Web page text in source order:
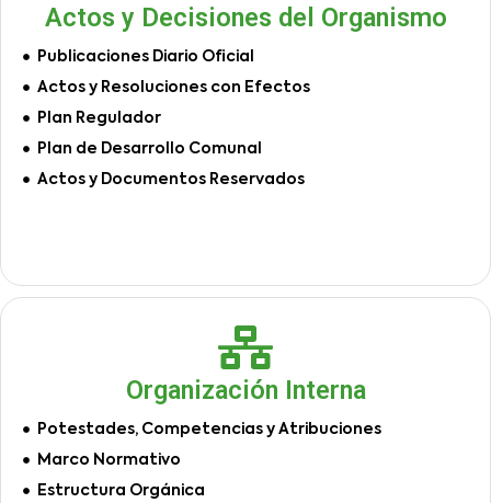
Actos y Decisiones del Organismo
Publicaciones Diario Oficial
Actos y Resoluciones con Efectos
Plan Regulador
Plan de Desarrollo Comunal
Actos y Documentos Reservados
Organización Interna
Potestades, Competencias y Atribuciones
Marco Normativo
Estructura Orgánica